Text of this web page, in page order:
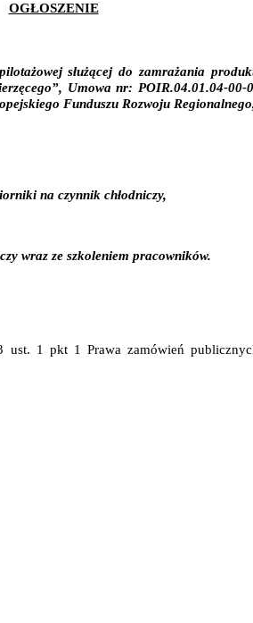
OGŁOSZENIE
służącej do zamrażania
Umowa nr: POIR.04.01.04-
Funduszu Rozwoju
na czynnik chłodniczy,
wraz ze szkoleniem pracowników.
ust. 1 pkt 1 Prawa zamówień